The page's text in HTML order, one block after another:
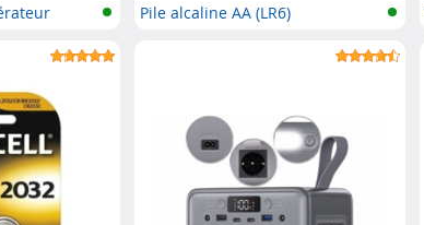
Pile alcaline AA (LR6)